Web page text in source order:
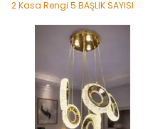
2 Kasa Rengi 5 BAŞLIK SAYISI